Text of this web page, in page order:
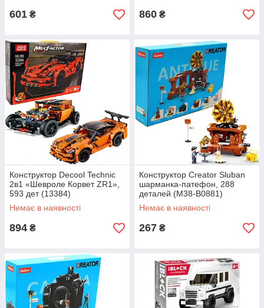
601 ₴ 860 ₴
Конструктор Decool Technic
2в1 «Шевроле Корвет ZR1»,
593 дет (13384)
Немає в наявності
894 ₴
Конструктор Creator Sluban
шарманка-патефон, 288
деталей (M38-B0881)
Немає в наявності
267 ₴